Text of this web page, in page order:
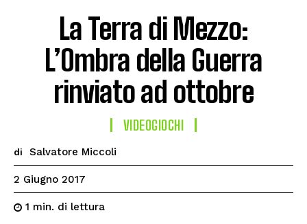
La Terra di Mezzo:
L’Ombra della Guerra
rinviato ad ottobre
VIDEOGIOCHI
di Salvatore Miccoli
2 Giugno 2017
1 min. di lettura